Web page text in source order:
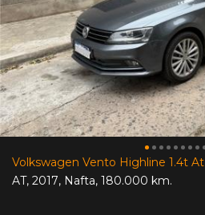
Volkswagen Vento Highline 1.4t At
AT, 2017, Nafta, 180.000 km.